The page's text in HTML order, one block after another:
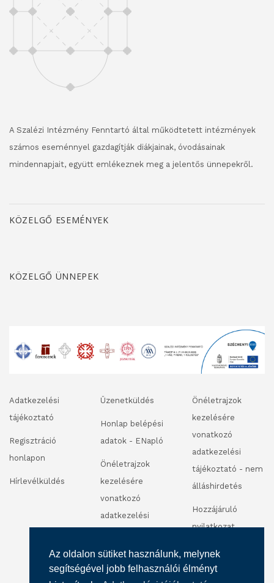
Az oldalon sütiket használunk, melynek
segítségével jobb felhasználói élményt
A Szalézi Intézmény Fenntartó által működtetett intézmények
számos eseménnyel gazdagítják diákjainak, óvodásainak
mindennapjait, együtt emlékeznek meg a jelentős ünnepekről.
KÖZELGŐ ESEMÉNYEK
KÖZELGŐ ÜNNEPEK
Adatkezelési
tájékoztató
Regisztráció
honlapon
Hírlevélküldés
Üzenetküldés
Honlap belépési
adatok - ENapló
Önéletrajzok
kezelésére
vonatkozó
adatkezelési
álláshirdetés
Önéletrajzok
kezelésére
vonatkozó
adatkezelési
tájékoztató - nem
álláshirdetés
Hozzájáruló
nyilatkozat
videofelvétel